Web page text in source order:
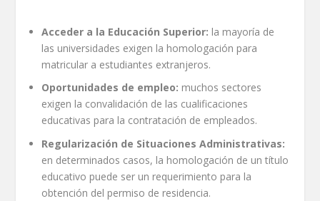
Acceder a la Educación Superior: la mayoría de
las universidades exigen la homologación para
matricular a estudiantes extranjeros.
Oportunidades de empleo: muchos sectores
exigen la convalidación de las cualificaciones
educativas para la contratación de empleados.
Regularización de Situaciones Administrativas:
en determinados casos, la homologación de un título
educativo puede ser un requerimiento para la
obtención del permiso de residencia.